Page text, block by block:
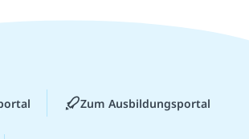
Zum Ausbildungsportal